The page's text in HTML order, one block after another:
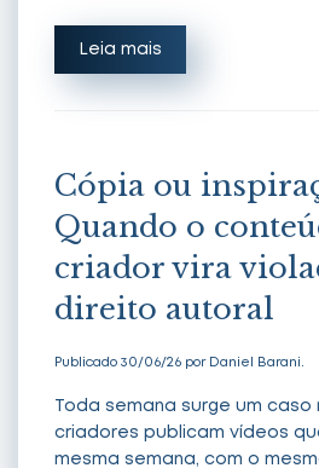
Leia mais
Cópia ou
Quando o
criador vira
direito autoral
Publicado 30/06/26 por Daniel Barani.
Toda semana surge um caso
criadores publicam vídeos
mesma semana, com o